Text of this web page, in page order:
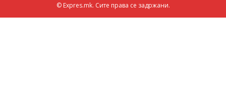
© Expres.mk. Сите права се задржани.